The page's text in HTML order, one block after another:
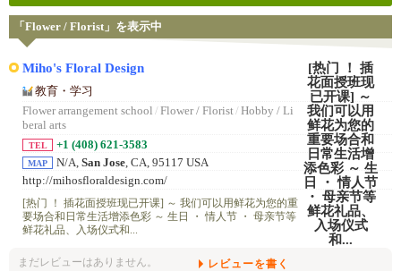
「Flower / Florist」を表示中
Miho's Floral Design
教育・学习
Flower arrangement school / Flower / Florist/ Hobby / Li
beral arts
TEL +1 (408) 621-3583
MAP N/A, San Jose, CA, 95117 USA
http://mihosfloraldesign.com/
[热门 ！ 插花面授班现已开课] ～ 我们可以用鲜花为您的重
要场合和日常生活增添色彩 ～ 生日 ・ 情人节 ・ 母亲节等
鲜花礼品、入场仪式和...
まだレビューはありません。 レビューを書く